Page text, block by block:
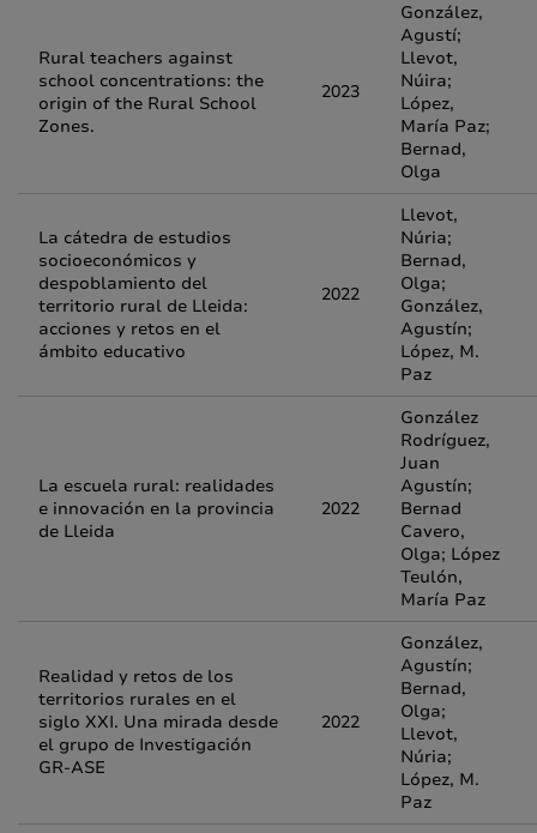
Rural teachers against
school concentrations: the
origin of the Rural School
Zones.
2023
González,
Agustí;
Llevot,
Núira;
López,
María Paz;
Bernad,
Olga
La cátedra de estudios
socioeconómicos y
despoblamiento del
territorio rural de Lleida:
acciones y retos en el
ámbito educativo
2022
Llevot,
Núria;
Bernad,
Olga;
González,
Agustín;
López, M.
Paz
La escuela rural: realidades
e innovación en la provincia
de Lleida
2022
González
Rodríguez,
Juan
Agustín;
Bernad
Cavero,
Olga; López
Teulón,
María Paz
Realidad y retos de los
territorios rurales en el
siglo XXI. Una mirada desde
el grupo de Investigación
GR-ASE
2022
González,
Agustín;
Bernad,
Olga;
Llevot,
Núria;
López, M.
Paz